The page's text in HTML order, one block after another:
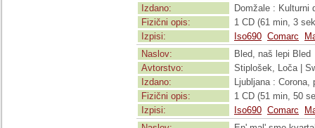
Izdano:
Domžale : Kulturni
Fizični opis:
1 CD (61 min, 3
Izpisi:
Iso690 Comarc
Naslov:
Bled, naš lepi Bled
Avtorstvo:
Stiplošek, Loča |
Izdano:
Ljubljana : Corona,
Fizični opis:
1 CD (51 min, 50
Izpisi:
Iso690 Comarc